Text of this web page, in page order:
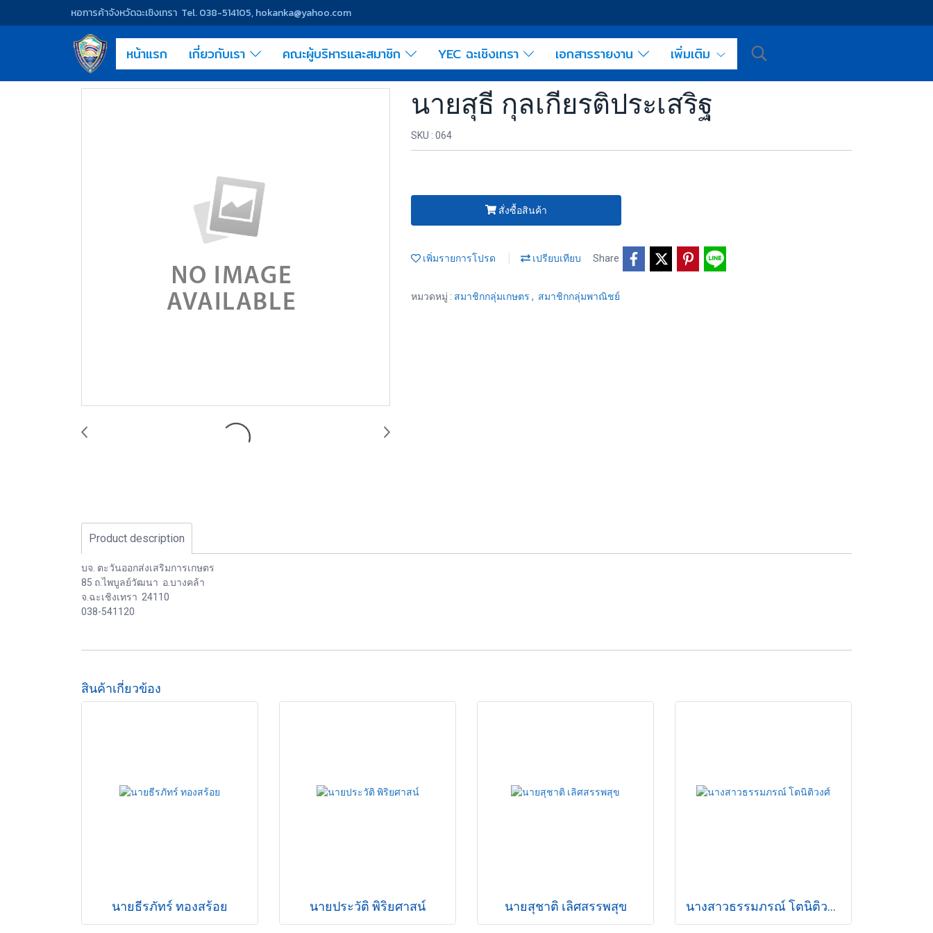
หอการค้าจังหวัดฉะเชิงเทรา Tel. 038-514105, hokanka@yahoo.com
หน้าแรก เกี่ยวกับเรา คณะผู้บริหารและสมาชิก YEC ฉะเชิงเทรา เอกสารรายงาน เพิ่มเติม
นายสุธี กุลเกียรติประเสริฐ
SKU : 064
สั่งซื้อสินค้า
เพิ่มรายการโปรด เปรียบเทียบ Share
หมวดหมู่ : สมาชิกกลุ่มเกษตร , สมาชิกกลุ่มพาณิชย์
Product description
บจ. ตะวันออกส่งเสริมการเกษตร
85 ถ.ไพบูลย์วัฒนา อ.บางคล้า
จ.ฉะเชิงเทรา 24110
038-541120
สินค้าเกี่ยวข้อง
นายธีรภัทร์ ทองสร้อย นายประวัติ พิริยศาสน์ นายสุชาติ เลิศสรรพสุข นางสาวธรรมภรณ์ โตนิติวงศ์